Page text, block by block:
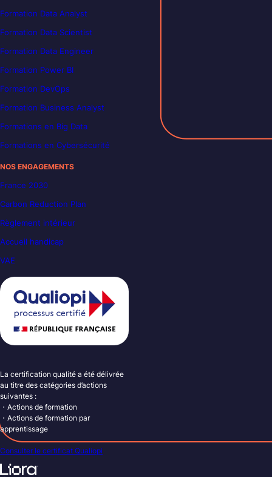
Formation Data Analyst
Formation Data Scientist
Formation Data Engineer
Formation Power BI
Formation DevOps
Formation Business Analyst
Formations en Big Data
Formations en Cybersécurité
NOS ENGAGEMENTS
France 2030
Carbon Reduction Plan
Règlement intérieur
Accueil handicap
VAE
La certification qualité a été délivrée
au titre des catégories d’actions
suivantes :
・Actions de formation
・Actions de formation par
apprentissage
Consulter le certificat Qualiopi